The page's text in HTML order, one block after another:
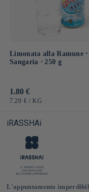
Limonata alla Ramune ⋅
Sangaria ⋅ 250 g
Prezzo
di
1.80 €
PREZZO
7.20 € / PER
KG
iRASSHAi
L'appuntamento